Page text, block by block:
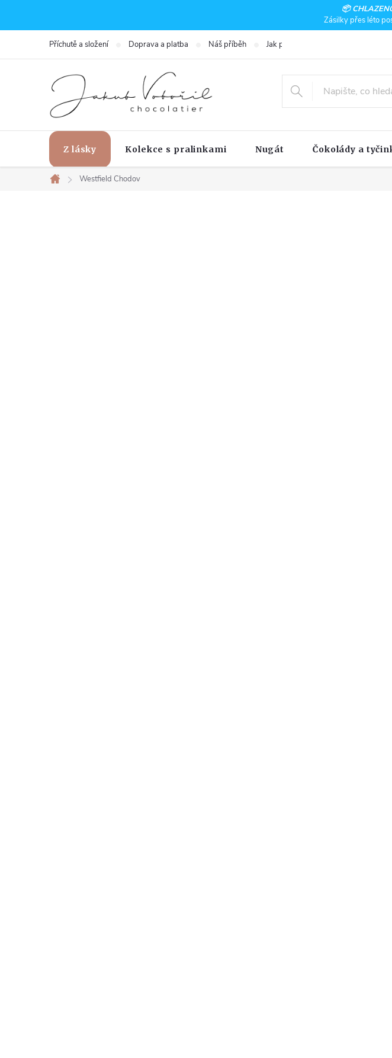
📦
Zásilky přes léto
Příchutě a složení Doprava a platba Náš příběh Jak pracujeme
Z lásky Kolekce s pralinkami Nugát Čokolády a
Domů
Westfield Chodov